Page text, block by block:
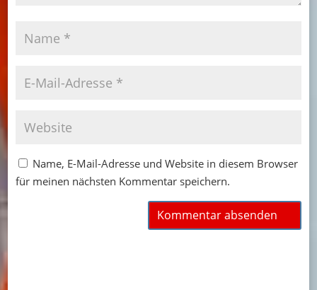
Name, E-Mail-Adresse und Website in diesem Browser
für meinen nächsten Kommentar speichern.